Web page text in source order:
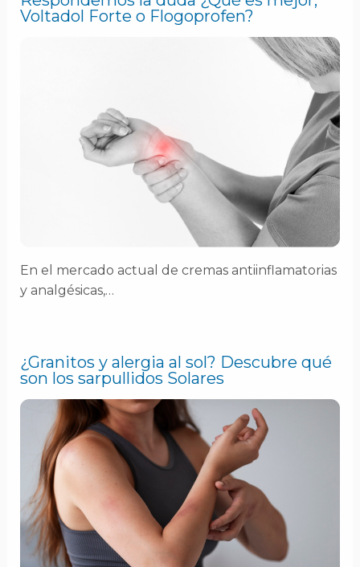
Voltadol Forte o Flogoprofen?
En el mercado actual de cremas antiinflamatorias
y analgésicas,…
¿Granitos y alergia al sol? Descubre qué
son los sarpullidos Solares